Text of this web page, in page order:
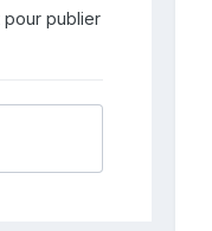
pour publier